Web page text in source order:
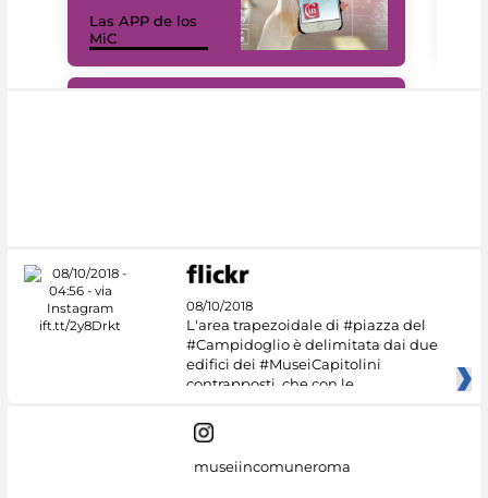
Las APP de los
MiC
08/10/2018
L'area trapezoidale di #piazza del
#Campidoglio è delimitata dai due
edifici dei #MuseiCapitolini
contrapposti, che con le
museiincomuneroma